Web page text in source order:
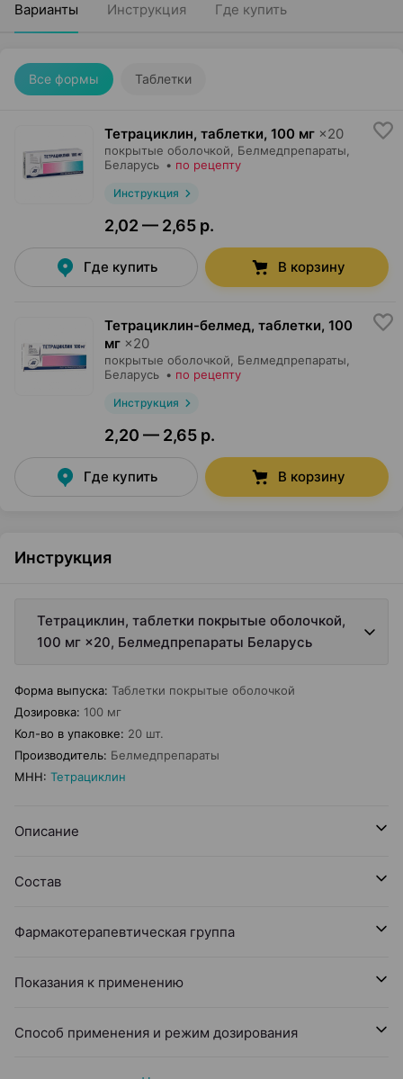
Варианты Инструкция Где купить
Все формы Таблетки
Тетрациклин, таблетки, 100 мг ×20
покрытые оболочкой, Белмедпрепараты
Беларусь • по рецепту
Инструкция
2,02 — 2,65 р.
Где купить В корзину
Тетрациклин-белмед, таблетки, 100
мг ×20
покрытые оболочкой, Белмедпрепараты
Беларусь • по рецепту
Инструкция
2,20 — 2,65 р.
Где купить В корзину
Инструкция
Тетрациклин, таблетки покрытые оболочкой,
100 мг ×20, Белмедпрепараты Беларусь
Форма выпуска: Таблетки покрытые оболочкой
Дозировка: 100 мг
Кол-во в упаковке: 20 шт.
Производитель: Белмедпрепараты
МНН: Тетрациклин
Описание
Состав
Фармакотерапевтическая группа
Показания к применению
Способ применения и режим дозирования